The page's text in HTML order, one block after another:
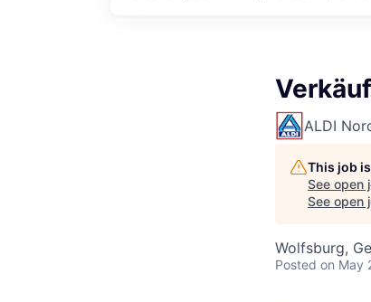
ALDI
This job
See open
See open
Wolfsburg,
Posted on May